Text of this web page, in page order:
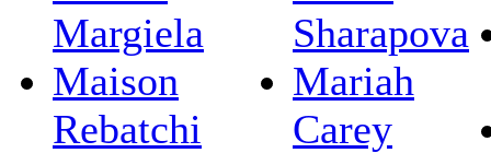
Margiela
Maison
Rebatchi
Sharapova
Mariah
Carey